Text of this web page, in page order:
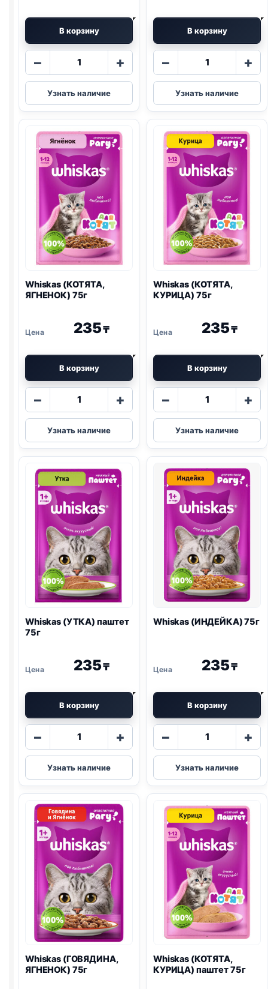
В корзину
−
Количество
Whiskas
(ТРЕСКА)
75г
+
Узнать наличие
В корзину
−
Количество
Whiskas
(БЕЛАЯ
РЫБА,
ОВОЩИ)
в
желе
75г
+
Узнать наличие
Whiskas (КОТЯТА,
ЯГНЕНОК) 75г
235₸
В корзину
−
Количество
Whiskas
(КОТЯТА,
ЯГНЕНОК)
+
Узнать наличие
Whiskas (КОТЯТА,
КУРИЦА) 75г
235₸
В корзину
−
Количество
Whiskas
(КОТЯТА,
КУРИЦА)
+
Узнать наличие
Whiskas (УТКА) паштет
75г
235₸
В корзину
−
Количество
Whiskas
(УТКА)
паштет
+
Узнать наличие
Whiskas (ИНДЕЙКА) 75г
235₸
В корзину
−
Количество
Whiskas
(ИНДЕЙКА)
75г
+
Узнать наличие
Whiskas (ГОВЯДИНА,
ЯГНЕНОК) 75г
Whiskas (КОТЯТА,
КУРИЦА) паштет 75г